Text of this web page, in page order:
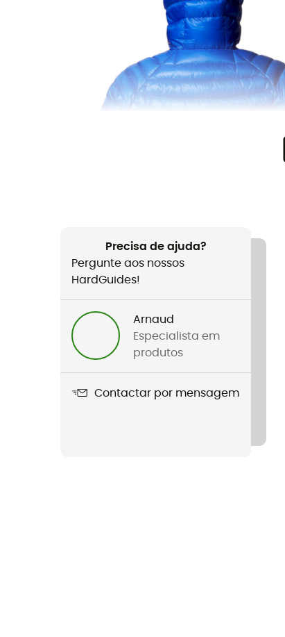
Precisa de ajuda?
Pergunte aos nossos
HardGuides!
Arnaud
Especialista em
produtos
Contactar por mensagem